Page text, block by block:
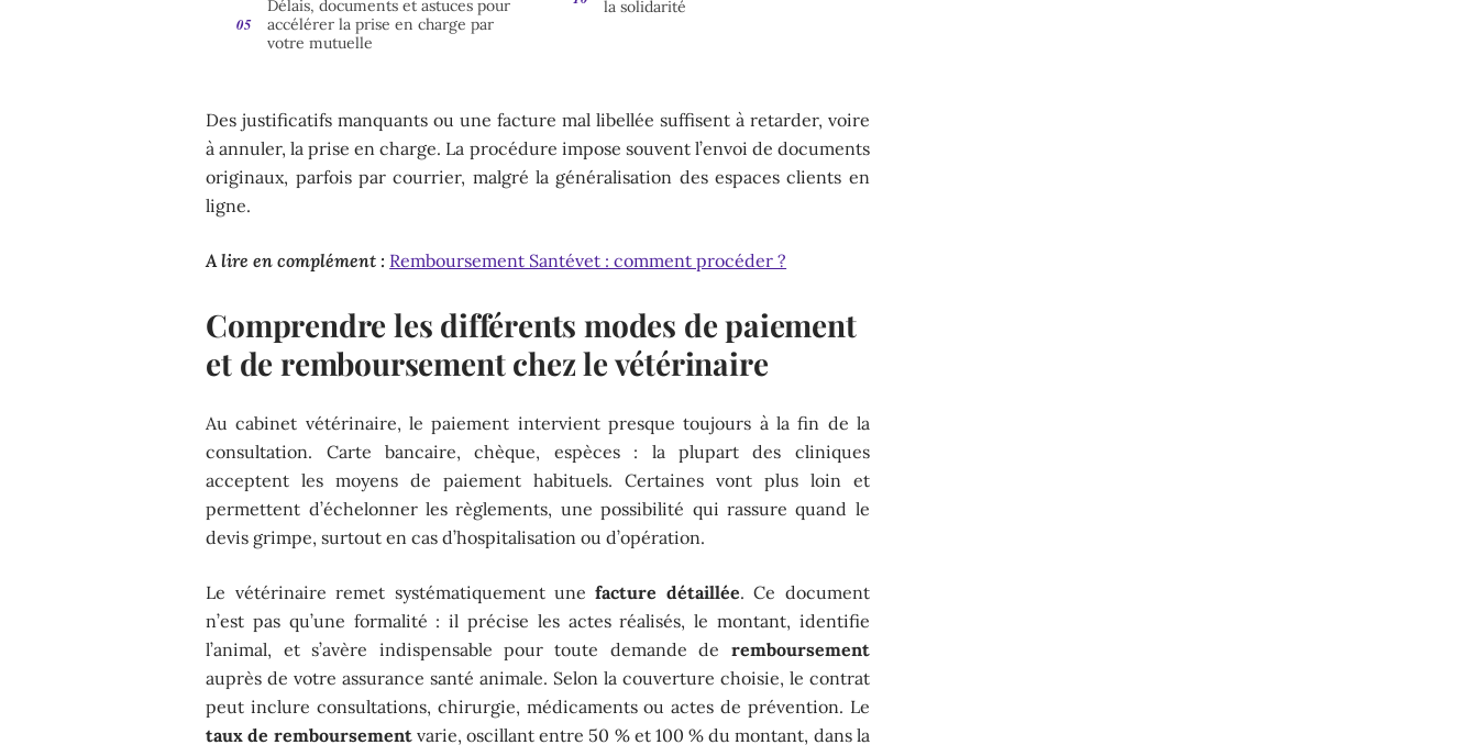
Délais, documents et astuces pour
accélérer la prise en charge par
votre mutuelle
la solidarité
Des justificatifs manquants ou une facture mal libellée suffisent à retarder, voire
à annuler, la prise en charge. La procédure impose souvent l’envoi de documents
originaux, parfois par courrier, malgré la généralisation des espaces clients en
ligne.
A lire en complément : Remboursement Santévet : comment procéder ?
Comprendre les différents modes de paiement
et de remboursement chez le vétérinaire
Au cabinet vétérinaire, le paiement intervient presque toujours à la fin de la
consultation. Carte bancaire, chèque, espèces : la plupart des cliniques
acceptent les moyens de paiement habituels. Certaines vont plus loin et
permettent d’échelonner les règlements, une possibilité qui rassure quand le
devis grimpe, surtout en cas d’hospitalisation ou d’opération.
Le vétérinaire remet systématiquement unefacture détaillée. Ce document
n’est pas qu’une formalité : il précise les actes réalisés, le montant, identifie
l’animal, et s’avère indispensable pour toute demande de remboursement
auprès de votre assurance santé animale. Selon la couverture choisie, le contrat
peut inclure consultations, chirurgie, médicaments ou actes de prévention. Le
taux de remboursementvarie, oscillant entre 50 % et 100 % du montant, dans la